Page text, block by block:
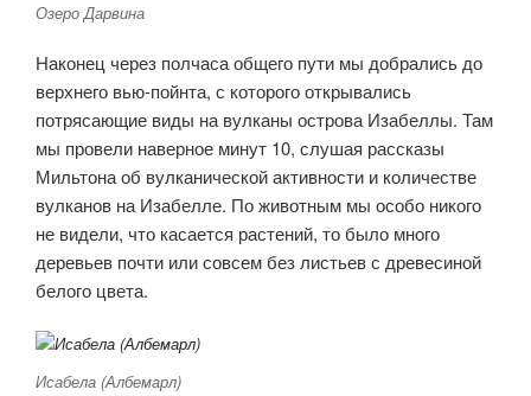
Озеро Дарвина
Наконец через полчаса общего пути мы добрались до
верхнего вью-пойнта, с которого открывались
потрясающие виды на вулканы острова Изабеллы. Там
мы провели наверное минут 10, слушая рассказы
Мильтона об вулканической активности и количестве
вулканов на Изабелле. По животным мы особо никого
не видели, что касается растений, то было много
деревьев почти или совсем без листьев с древесиной
белого цвета.
Исабела (Албемарл)